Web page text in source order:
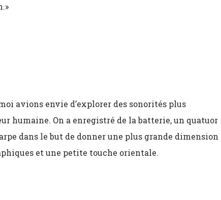
avions envie d’explorer des sonorités plus
humaine. On a enregistré de la batterie, un quatuor
dans le but de donner une plus grande dimension
et une petite touche orientale.